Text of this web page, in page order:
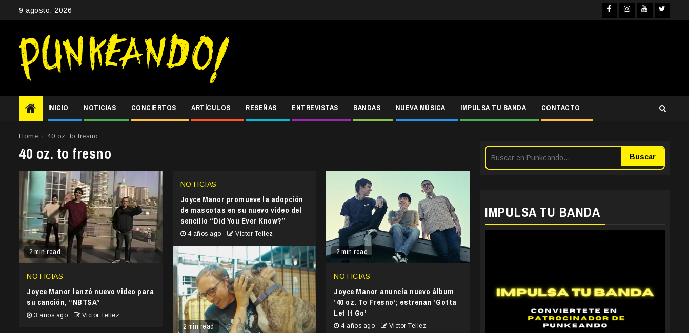
9 agosto, 2026 Facebook
Instagram
INICIO NOTICIAS CONCIERTOS ARTÍCULOS RESEÑAS ENTREVISTAS BANDAS NUEVA MÚSICA IMPULSA TU BANDA CONTACTO
Home 40 oz. to fresno
40 oz. to fresno
2 min read
NOTICIAS
Joyce Manor lanzó nuevo video para
su canción, “NBTSA”
3 años ago Victor Tellez
2 min read
NOTICIAS
Joyce Manor promueve la adopción
de mascotas en su nuevo video del
sencillo “Did You Ever Know?”
4 años ago Victor Tellez
2 min read
NOTICIAS
Joyce Manor anuncia nuevo álbum
‘40 oz. To Fresno’; estrenan ‘Gotta
Let It Go’
4 años ago Victor Tellez
Buscar
IMPULSA TU BANDA